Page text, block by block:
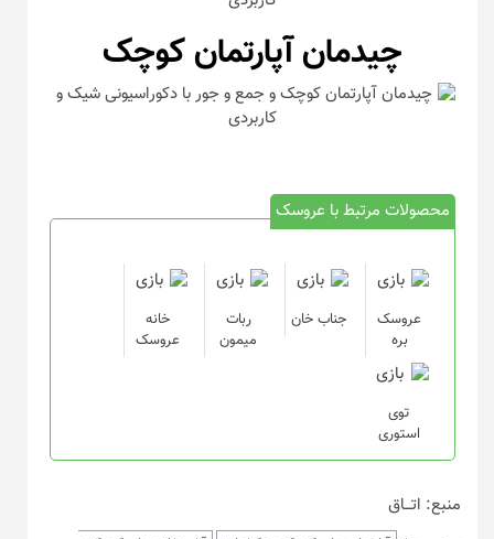
چیدمان آپارتمان کوچک
محصولات مرتبط با عروسک
عروسک
بره
جناب خان
ربات
میمون
خانه
عروسک
توی
استوری
منبع: اتـــاق